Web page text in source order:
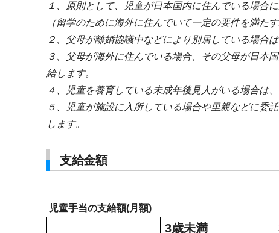
１、原則として、児童が日本国内に住んでいる場合に
（留学のために海外に住んでいて一定の要件を満た
２、父母が離婚協議中などにより別居している場合
３、父母が海外に住んでいる場合、その父母が日本
給します。
４、児童を養育している未成年後見人がいる場合は
５、児童が施設に入所している場合や里親などに委
します。
支給金額
児童手当の支給額(月額)
3歳未満